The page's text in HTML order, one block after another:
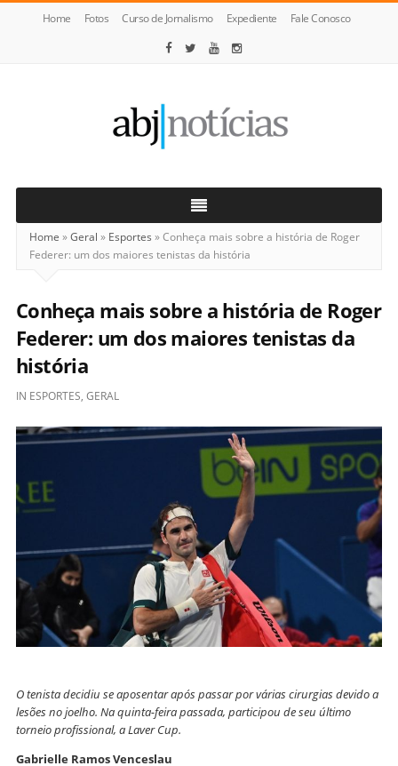
Home Fotos Curso de Jornalismo Expediente Fale Conosco
Notícias
Home »Geral » Esportes »Conheça mais sobre a história de Roger
Federer: um dos maiores tenistas da história
Conheça mais sobre a história de Roger
Federer: um dos maiores tenistas da
história
IN ESPORTES, GERAL
O tenista decidiu se aposentar após passar por várias cirurgias devido a
lesões no joelho. Na quinta-feira passada, participou de seu último
torneio profissional, a Laver Cup.
Gabrielle Ramos Venceslau